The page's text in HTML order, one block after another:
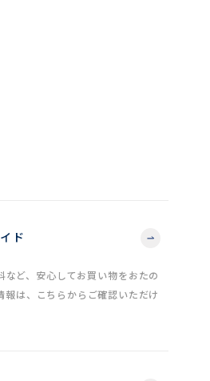
ド
など、安心してお買い物をおたの
報は、こちらからご確認いただけ